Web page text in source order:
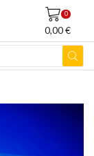
0
0,00€